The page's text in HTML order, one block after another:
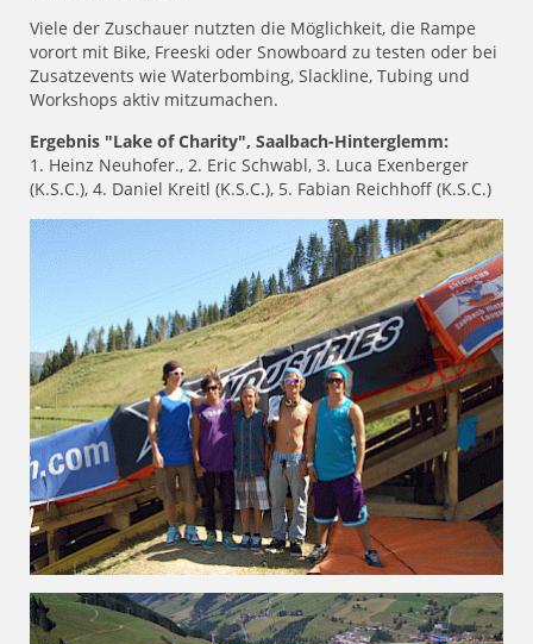
Viele der Zuschauer nutzten die Möglichkeit, die Rampe
vorort mit Bike, Freeski oder Snowboard zu testen oder bei
Zusatzevents wie Waterbombing, Slackline, Tubing und
Workshops aktiv mitzumachen.
Ergebnis "Lake of Charity", Saalbach-Hinterglemm:
1. Heinz Neuhofer., 2. Eric Schwabl, 3. Luca Exenberger
(K.S.C.), 4. Daniel Kreitl (K.S.C.), 5. Fabian Reichhoff (K.S.C.)